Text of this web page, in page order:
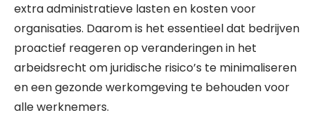
extra administratieve lasten en kosten voor
organisaties. Daarom is het essentieel dat bedrijven
proactief reageren op veranderingen in het
arbeidsrecht om juridische risico’s te minimaliseren
en een gezonde werkomgeving te behouden voor
alle werknemers.